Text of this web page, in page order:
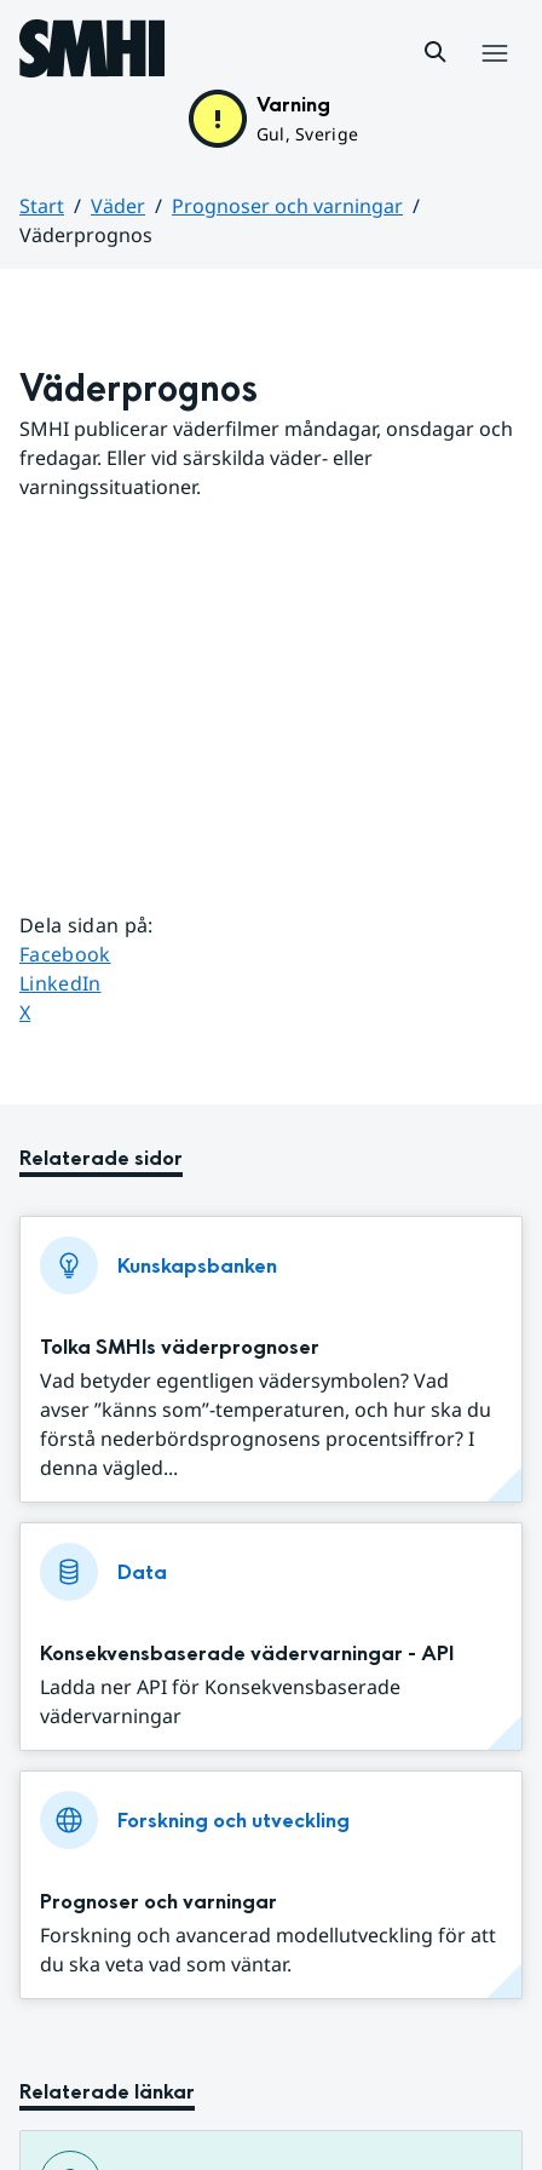
Hoppa till sidans innehåll
Varning
Gul, Sverige
Start Väder
Prognoser och varningar
Väderprognos
Väderprognos
SMHI publicerar väderfilmer måndagar, onsdagar och
fredagar. Eller vid särskilda väder- eller
varningssituationer.
Dela sidan på:
Dela sidan på
Facebook
Dela sidan på
LinkedIn
Dela sidan på
X
Relaterade sidor
Kunskapsbanken
Tolka SMHIs väderprognoser
Vad betyder egentligen vädersymbolen? Vad
avser ”känns som”-temperaturen, och hur ska du
förstå nederbördsprognosens procentsiffror? I
denna vägled...
Data
Konsekvensbaserade vädervarningar - API
Ladda ner API för Konsekvensbaserade
vädervarningar
Forskning och utveckling
Prognoser och varningar
Forskning och avancerad modellutveckling för att
du ska veta vad som väntar.
Relaterade länkar